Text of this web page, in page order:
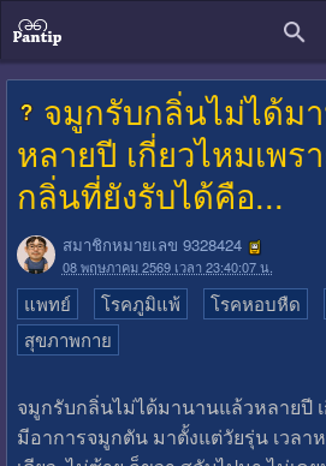
จมูกรับกลิ่นไม่ได้ม
หลายปี เกี่ยวไหมเพร
กลิ่นที่ยังรับได้คือ...
สมาชิกหมายเลข 9328424
08 พฤษภาคม 2569 เวลา 23:40:07 น.
แพทย์ โรคภูมิแพ้ โรคหอบหืด
สุขภาพกาย
จมูกรับกลิ่นไม่ได้มานานแล้วหลายปี
มีอาการจมูกตัน มาตั้งแต่วัยรุ่น เวลา